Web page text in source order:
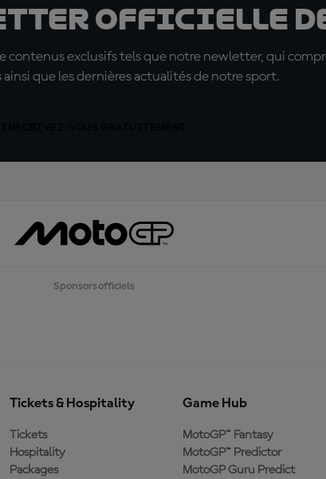
officielle de
exclusifs tels que notre newletter, qui
que les dernières actualités de notre sport.
Sponsors officiels
Tickets & Hospitality
Tickets
Hospitality
Packages
Game Hub
MotoGP™ Fantasy
MotoGP™ Predictor
MotoGP Guru Predict